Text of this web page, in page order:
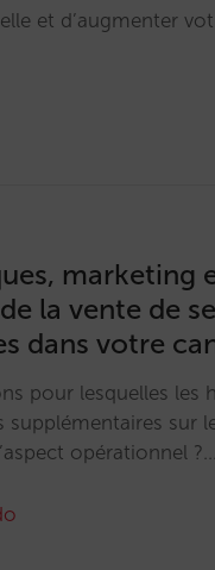
et d’augmenter
marketing
la vente de
dans votre
pour lesquelles les
supplémentaires sur
opérationnel ?…